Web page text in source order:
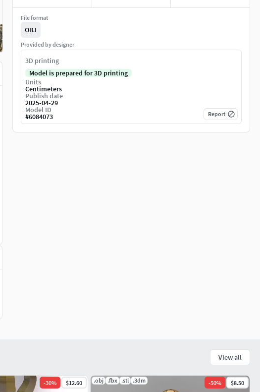
File format
OBJ
Provided by designer
3D printing
Model is prepared for 3D printing
Units
Centimeters
Publish date
2025-04-29
Model ID
#6084073 Report
View all
-30% $12.60 .obj .fbx .stl .3dm -50% $8.50